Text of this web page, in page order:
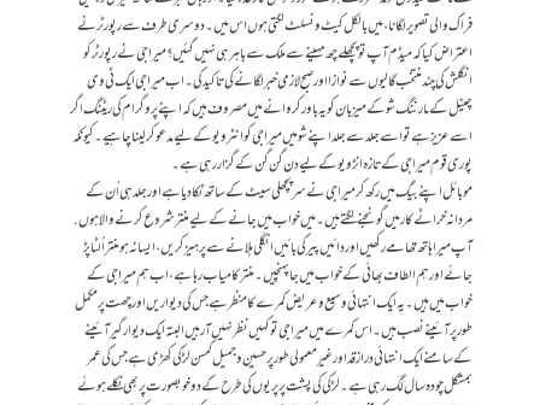
فراک والی تصویر لگانا، میں بالکل کیٹ ونسلٹ لگتی ہوں اس میں۔ دوسری طرف سے رپورٹر نے
اعتراض کیا کہ میڈم آپ تو پچھلے چھ مہینے سے ملک سے باہر ہی نہیں گئیں؟ میرا جی نے رپورٹر کو
انگلش کی چند منتخب گالیوں سے نوازا اور صبح لازمی خبر لگانے کی تاکید کی۔ اب میرا جی ایک ٹی وی
چینل کے مارننگ شو کے میزبان کو یہ باور کروانے میں مصروف ہیں کہ اپنے پروگرام کی ریٹنگ اگر
اسے عزیز ہے تو اسے جلد سے جلد اپنے شو میں میرا جی کو انٹرویو کے لیے مدعو کر لینا چاہیے۔ کیونکہ
پوری قوم میرا جی کے تازہ انڑویو کے لیے دن گن گن کے گزار رہی ہے۔
موبائل اپنے بیگ میں رکھ کر میرا جی نے سر پچھلی سیٹ کے ساتھ ٹکا دیا ہے اور جلد ہی اُن کے
مردانہ خراٹے کار میں گونجنے لگتے ہیں۔ میں خواب میں جانے کے لیے منتر شروع کرنے والا ہوں.
آپ میرا ہاتھ تھامے رکھیں اور دائیں پیر کی بائیں انگلی ہلانے سے پرہیز کریں، ایسا نہ ہو منتر اُلٹا پڑ
جائے اور ہم الطاف بھائی کے خواب میں جا پہنچیں۔ منتر کامیاب رہا ہے، اب ہم میرا جی کے
خواب میں ہیں۔ یہ ایک انتہائی وسیع و عریض کمرے کا منظر ہے جس کی دیواریں اور چھت پر مکمل
طور پر آئینے نصب ہیں۔ اس کمرے میں میرا جی تو کہیں نظر نہیں آ رہیں البتہ ایک دیوارگیر آئینے
کے سامنے ایک انتہائی دراز قد اور غیر معمولی طور پر حسین و جمیل کمسن لڑکی کھڑی ہے جس کی عمر
بمشکل چودہ سال لگ رہی ہے۔ لڑکی کی پشت پر پریوں کی طرح کے دو خوبصورت پر بھی نکلے ہوئے